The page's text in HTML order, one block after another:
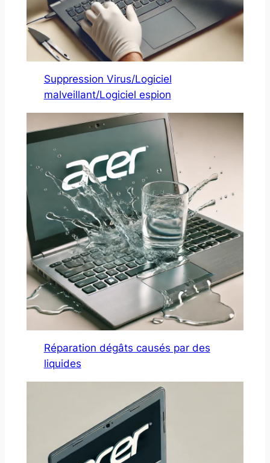
Suppression Virus/Logiciel
malveillant/Logiciel espion
Réparation dégâts causés par des
liquides